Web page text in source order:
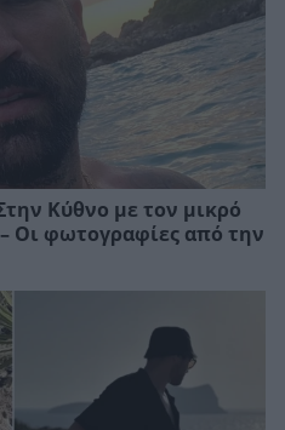
Κύθνο με τον μικρό
Οι φωτογραφίες από την